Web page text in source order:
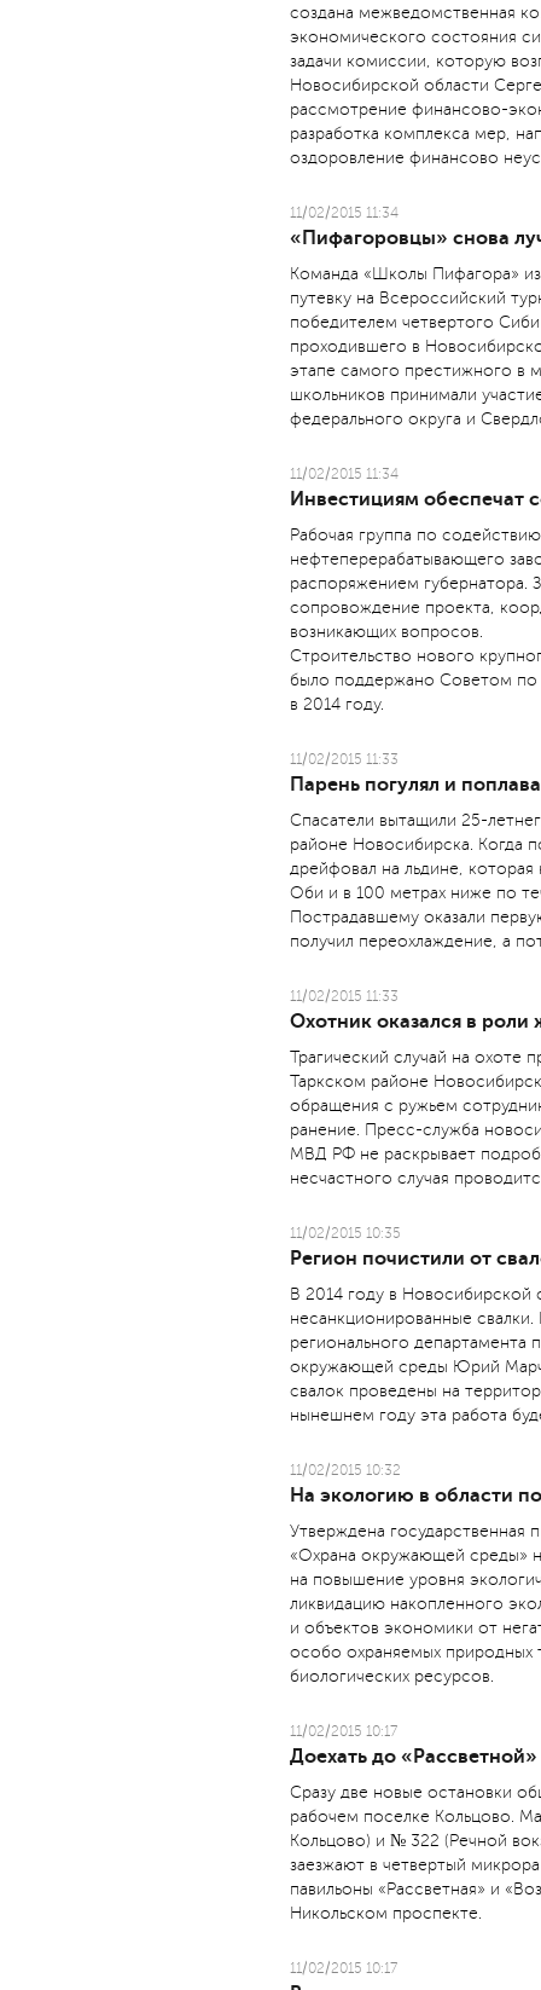
создана межведомственная
экономического состояния
задачи комиссии, которую
Новосибирской области
рассмотрение финансово-
разработка комплекса мер,
оздоровление финансово
11/02/2015 11:34
«Пифагоровцы» снова
Команда «Школы Пифагора»
путевку на Всероссийский
победителем четвертого
проходившего в
этапе самого престижного в
школьников принимали
федерального округа и
11/02/2015 11:34
Инвестициям обеспечат
Рабочая группа по
нефтеперерабатывающего
распоряжением губернатора.
сопровождение проекта,
возникающих вопросов.
Строительство нового
было поддержано Советом по
в 2014 году.
11/02/2015 11:33
Парень погулял и
Спасатели вытащили 25-
районе Новосибирска. Когда
дрейфовал на льдине,
Оби и в 100 метрах ниже по
Пострадавшему оказали
получил переохлаждение, а
11/02/2015 11:33
Охотник оказался в роли
Трагический случай на охоте
Таркском районе
обращения с ружьем
ранение. Пресс-служба
МВД РФ не раскрывает
несчастного случая
11/02/2015 10:35
Регион почистили от
В 2014 году в Новосибирской
несанкционированные
регионального департамента
окружающей среды Юрий
свалок проведены на
нынешнем году эта работа
11/02/2015 10:32
На экологию в области
Утверждена государственная
«Охрана окружающей среды»
на повышение уровня
ликвидацию накопленного
и объектов экономики от
особо охраняемых природных
биологических ресурсов.
11/02/2015 10:17
Доехать до «Рассветной»
Сразу две новые остановки
рабочем поселке Кольцово.
Кольцово) и № 322 (Речной
заезжают в четвертый
павильоны «Рассветная» и
Никольском проспекте.
11/02/2015 10:17